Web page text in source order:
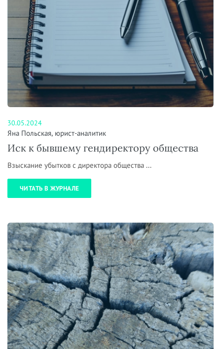
30.05.2024
Яна Польская, юрист-аналитик
Иск к бывшему гендиректору общества
Взыскание убытков с директора общества ...
ЧИТАТЬ В ЖУРНАЛЕ